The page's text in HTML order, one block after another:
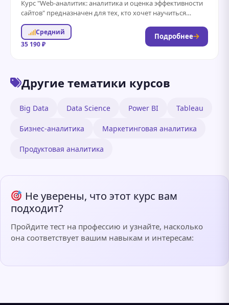
Курс "Web-аналитик: аналитика и оценка эффективности
сайтов" предназначен для тех, кто хочет научиться
собирать, анализировать и интерпретировать данные о
поведении...
Средний
35 190 ₽
Подробнее
Другие тематики курсов
Big Data Data Science Power BI Tableau
Бизнес-аналитика Маркетинговая аналитика
Продуктовая аналитика
Не уверены, что этот курс вам
подходит?
Пройдите тест на профессию и узнайте, насколько
она соответствует вашим навыкам и интересам: